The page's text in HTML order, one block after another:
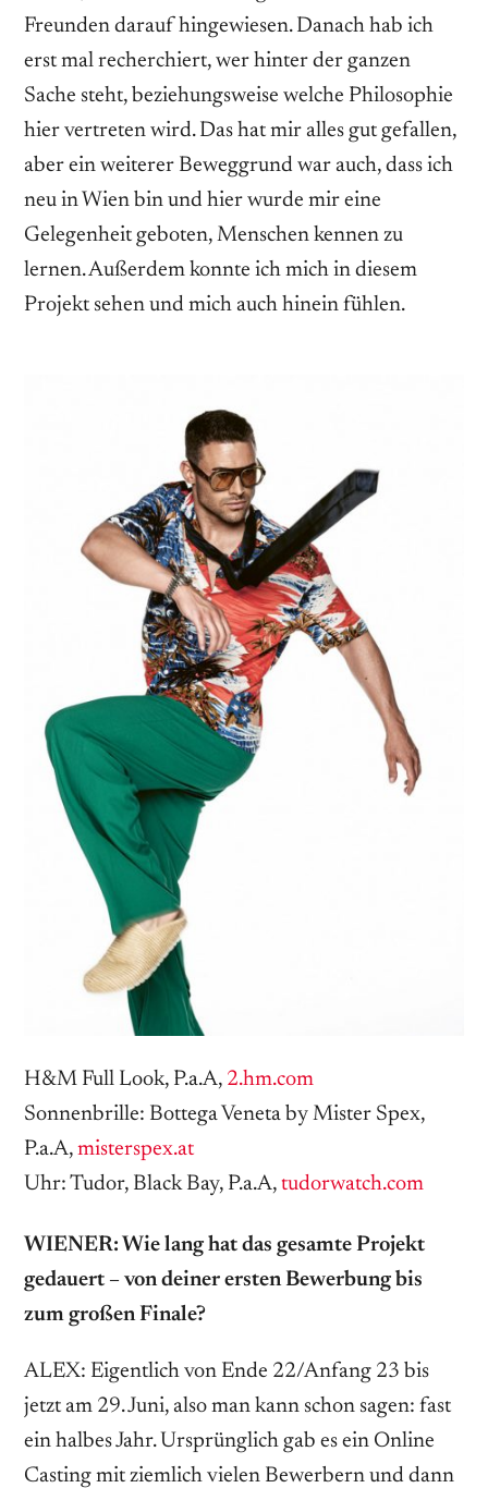
Freunden ­darauf hingewiesen. ­Danach hab ich
erst mal recherchiert, wer hinter der ganzen
Sache steht, beziehungsweise welche Philosophie
hier vertreten wird. Das hat mir alles gut gefallen,
aber ein weiterer Beweggrund war auch, dass ich
neu in Wien bin und hier wurde mir eine
Gelegenheit geboten, Menschen kennen zu
lernen. Außerdem konnte ich mich in diesem
Projekt sehen und mich auch hinein fühlen.
H&M Full Look, P.a.A, 2.hm.com
Sonnenbrille: Bottega Veneta by Mister Spex,
P.a.A, misterspex.at
Uhr: Tudor, Black Bay, P.a.A, tudorwatch.com
WIENER: Wie lang hat das gesamte Projekt
gedauert – von deiner ersten Bewerbung bis
zum großen Finale?
ALEX: Eigentlich von Ende 22/Anfang 23 bis
jetzt am 29. Juni, also man kann schon sagen: fast
ein halbes Jahr. Ursprünglich gab es ein Online
Casting mit ziemlich vielen Bewer­bern und dann